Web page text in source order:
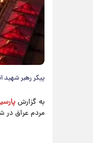
پیکر رهبر شهید
به گزارش
مردم عراق در